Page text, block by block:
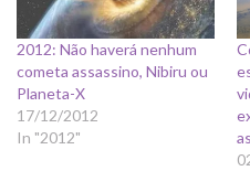
2012: Não haverá nenhum
cometa assassino, Nibiru ou
Planeta-X
17/12/2012
In "2012"